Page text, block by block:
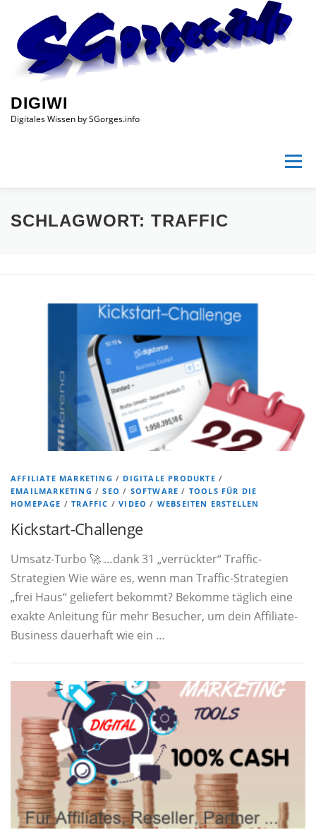
Inhalt
springen
DIGIWI
Digitales Wissen by SGorges.info
Menü
HOME DIGITALES WISSEN BETREIBER
SCHLAGWORT: TRAFFIC
AFFILIATE MARKETING / DIGITALE PRODUKTE /
EMAILMARKETING /SEO / SOFTWARE / TOOLS FÜR DIE
HOMEPAGE /TRAFFIC /VIDEO / WEBSEITEN ERSTELLEN
Kickstart-Challenge
Umsatz-Turbo 🚀 …dank 31 „verrückter“ Traffic-
Strategien Wie wäre es, wenn man Traffic-Strategien
„frei Haus“ geliefert bekommt? Bekomme täglich eine
exakte Anleitung für mehr Besucher, um dein Affiliate-
Business dauerhaft wie ein …